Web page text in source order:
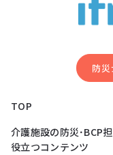
防
TOP
介護施設の防災･BCP
役立つコンテンツ